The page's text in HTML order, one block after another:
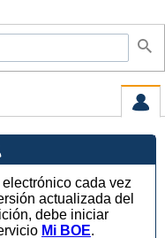
cada vez
actualizada del
debe iniciar
Mi BOE.